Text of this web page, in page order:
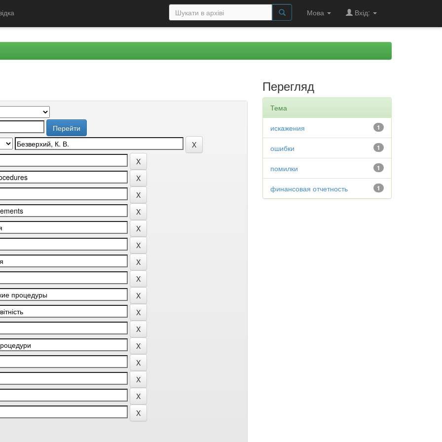
Мова Вхід:
Перегляд
Тема
1
искажения
1
ошибки
1
помилки
1
финансовая отчетность